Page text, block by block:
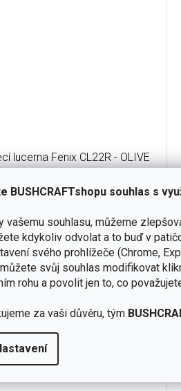
BUSHCRAFTshopu souhlas s
vašemu souhlasu, můžeme
kdykoliv odvolat a to buď v
svého prohlížeče (Chrome,
svůj souhlas modifikovat
rohu a povolit jen to, co
za vaši důvěru, tým
lucerna Fenix CL22R - OLIVE
Kč
Do košíku
lucerna pro osvětlení místnosti,
tábořiště, karavanu, chaty, lodě či
pracovního stolu....